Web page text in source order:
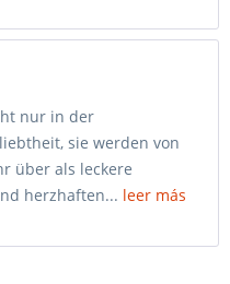
nur in der
sie werden von
über als leckere
herzhaften... leer más